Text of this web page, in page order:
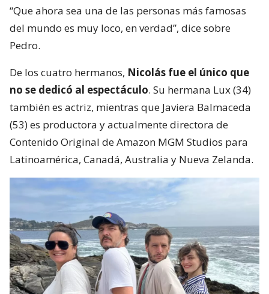
“Que ahora sea una de las personas más famosas
del mundo es muy loco, en verdad”, dice sobre
Pedro.
De los cuatro hermanos, Nicolás fue el único que
no se dedicó al espectáculo. Su hermana Lux (34)
también es actriz, mientras que Javiera Balmaceda
(53) es productora y actualmente directora de
Contenido Original de Amazon MGM Studios para
Latinoamérica, Canadá, Australia y Nueva Zelanda.